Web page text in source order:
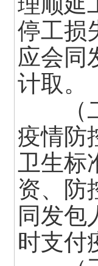
停工损
应会同
计取。
（二
疫情防
卫生标
资、防
同发包
时支付